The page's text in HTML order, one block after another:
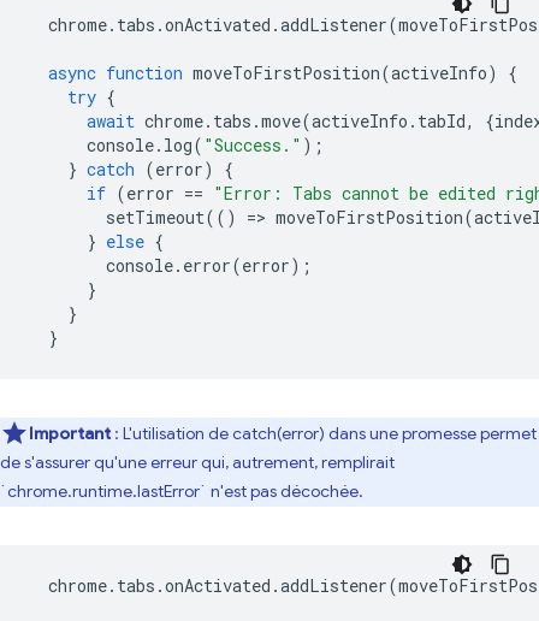
chrome. tabs .onActivated .addListener(
async function moveToFirstPosition(activeInfo)
{
try {
await chrome. tabs .move(activeInfo . tabId, {
console. log( "Success." );
} catch (error)
{
if (error == "Error: Tabs cannot be edited
setTimeout(() => moveToFirstPosition(
} else {
console. error(error);
}
}
}
Important : L'utilisation de catch(error) dans une promesse permet
de s'assurer qu'une erreur qui, autrement, remplirait
`chrome.runtime.lastError` n'est pas décochée.
chrome. tabs .onActivated .addListener(